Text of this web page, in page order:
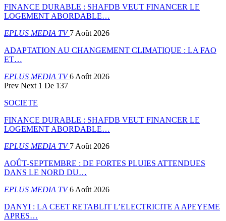
FINANCE DURABLE : SHAFDB VEUT FINANCER LE
LOGEMENT ABORDABLE…
EPLUS MEDIA TV7 Août 2026
ADAPTATION AU CHANGEMENT CLIMATIQUE : LA FAO
ET…
EPLUS MEDIA TV6 Août 2026
Prev Next 1 De 137
SOCIETE
FINANCE DURABLE : SHAFDB VEUT FINANCER LE
LOGEMENT ABORDABLE…
EPLUS MEDIA TV7 Août 2026
AOÛT-SEPTEMBRE : DE FORTES PLUIES ATTENDUES
DANS LE NORD DU…
EPLUS MEDIA TV6 Août 2026
DANYI : LA CEET RETABLIT L’ELECTRICITE A APEYEME
APRES…